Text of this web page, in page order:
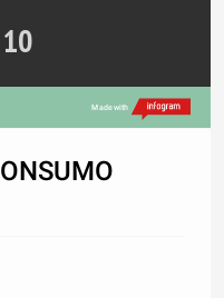
10
Made with